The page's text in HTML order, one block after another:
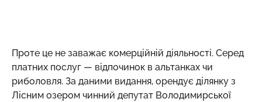
Проте це не заважає комерційній діяльності. Серед
платних послуг — відпочинок в альтанках чи
риболовля. За даними видання, орендує ділянку з
Лісним озером чинний депутат Володимирської